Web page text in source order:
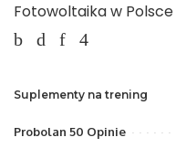
Fotowoltaika w Polsce
Suplementy na trening
Probolan 50 Opinie